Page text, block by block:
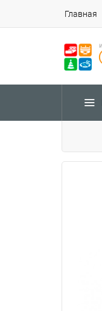
Главная